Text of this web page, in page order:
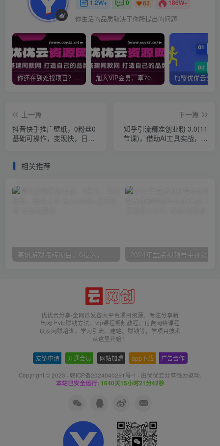
1.2W+ 0 63 186W+
你生活的品质取决于你所提出的问题
你还在到处找项目？还在当韭菜？我靠网创资源站一个月收入5万+，曾经我也是个失败者。 加入VIP会员，享70%的推广提成，免费学习多种网上创业课程，菜鸟秒变大神！
上一篇
抖音快手推广壁纸，0粉丝0
基础可操作，变现快，日入
下一篇
知乎引流精准创业粉 3.0(11
节课)，借助AI工具实战，每
相关推荐
优优云分享-全网首发各大平台项目资源、专注分享新
出网上vip赚钱方法、vip课程视频教程、付费网络课程
以及网赚培训，学习引流、建站、赚钱等，学项目技术
从这里开始！
友链申请 开通会员 网站加盟 app下载 广告合作
Copyright © 2023 · 赣ICP备2024040251号-1 · 由优优云分享强力驱动.
本站已安全运行: 1640天15小时21分42秒